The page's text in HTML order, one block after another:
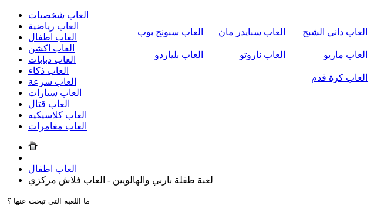
العاب شخصيات
العاب داني الشبح العاب سبايدر مان العاب سبونج بوب
العاب ماريو العاب ناروتو
العاب رياضية
العاب بلياردو
العاب كرة قدم
العاب اطفال
العاب اكشن
العاب دبابات
العاب ذكاء
العاب سرعة
العاب سيارات
العاب قتال
العاب كلاسيكيه
العاب مغامرات
العاب اطفال
لعبة طفلة باربي والهالويين - العاب فلاش مركزي